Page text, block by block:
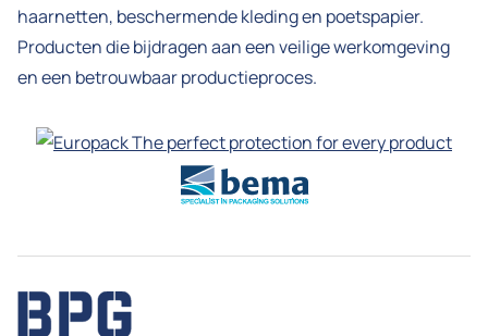
haarnetten, beschermende kleding en poetspapier.
Producten die bijdragen aan een veilige werkomgeving
en een betrouwbaar productieproces.